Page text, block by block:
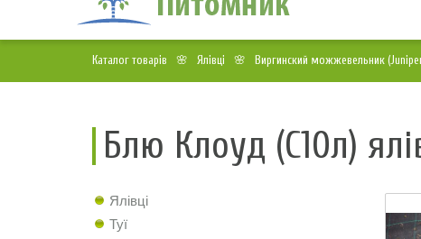
Каталог товарів Ялівці Виргинский можжевельник
Блю Клоуд (С10л)
Ялівці
Туї